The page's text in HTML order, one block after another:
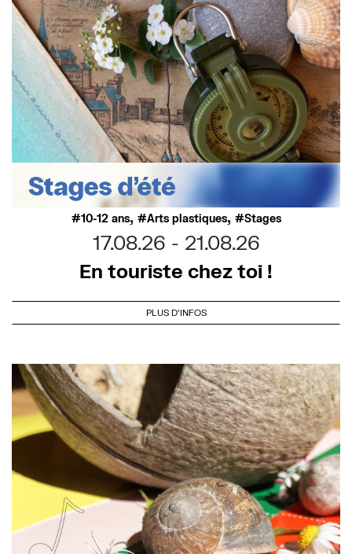
10-12 ans, Arts plastiques, Stages
17.08.26
21.08.26
En touriste chez toi !
PLUS D'INFOS